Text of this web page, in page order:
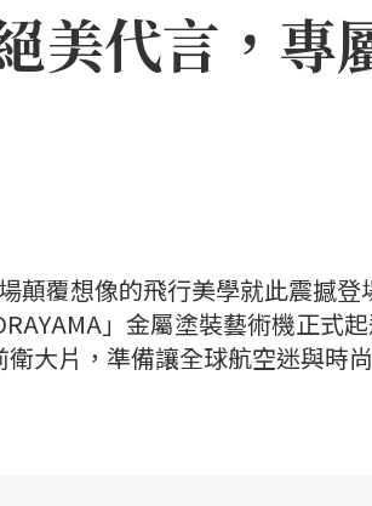
美代言，專
顛覆想像的飛行美學就此震撼登
」金屬塗裝藝術機正式
大片，準備讓全球航空迷與時